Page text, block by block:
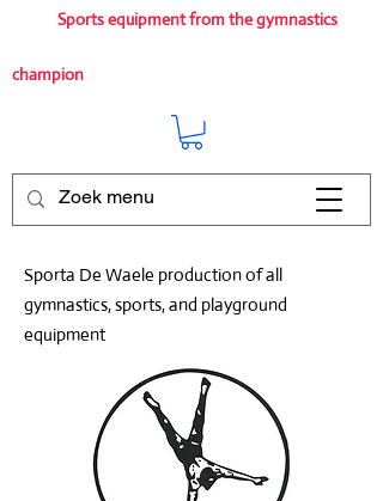
Sports equipment from the gymnastics
champion
Sporta De Waele production of all
gymnastics, sports, and playground
equipment